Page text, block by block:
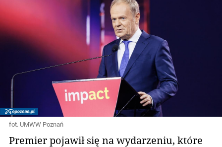
fot. UMWW Poznań
Premier pojawił się na wydarzeniu, które